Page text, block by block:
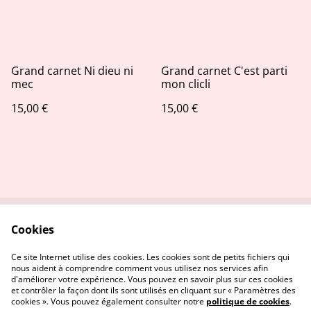
Grand carnet Ni dieu ni
mec
15,00 €
Grand carnet C'est parti
mon clicli
15,00 €
Politique de
confidentialité
Politique de cookies
Cookies
Ce site Internet utilise des cookies. Les cookies sont de petits fichiers qui
nous aident à comprendre comment vous utilisez nos services afin
d'améliorer votre expérience. Vous pouvez en savoir plus sur ces cookies
et contrôler la façon dont ils sont utilisés en cliquant sur « Paramètres des
cookies ». Vous pouvez également consulter notre politique de cookies.